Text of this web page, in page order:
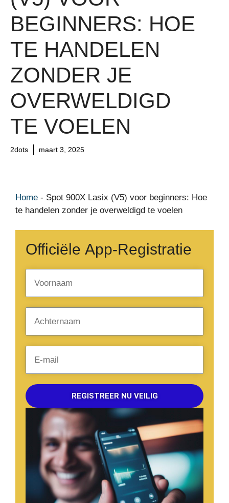
BEGINNERS: HOE
TE HANDELEN
ZONDER JE
OVERWELDIGD
TE VOELEN
2dots maart 3, 2025
Home - Spot 900X Lasix (V5) voor beginners: Hoe
te handelen zonder je overweldigd te voelen
Officiële App-Registratie
REGISTREER NU VEILIG